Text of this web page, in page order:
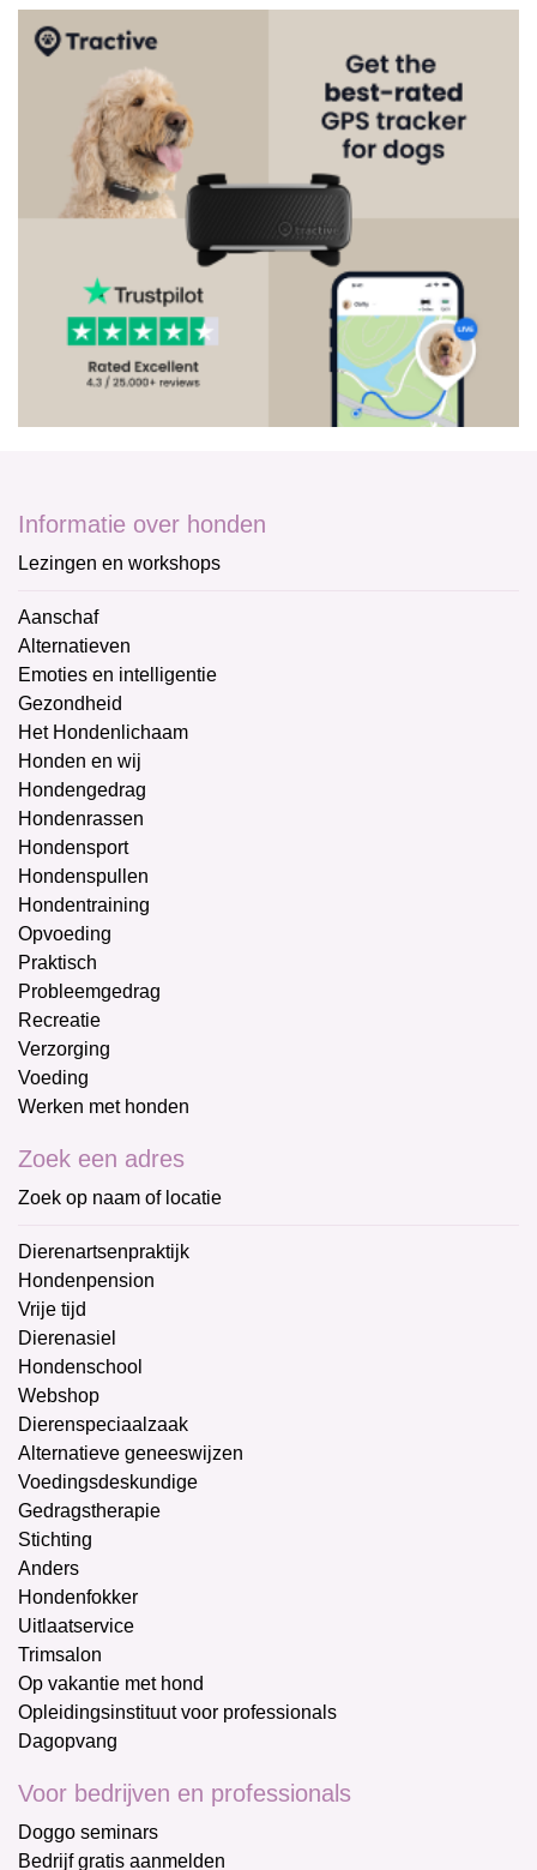
Informatie over honden
Lezingen en workshops
Aanschaf
Alternatieven
Emoties en intelligentie
Gezondheid
Het Hondenlichaam
Honden en wij
Hondengedrag
Hondenrassen
Hondensport
Hondenspullen
Hondentraining
Opvoeding
Praktisch
Probleemgedrag
Recreatie
Verzorging
Voeding
Werken met honden
Zoek een adres
Zoek op naam of locatie
Dierenartsenpraktijk
Hondenpension
Vrije tijd
Dierenasiel
Hondenschool
Webshop
Dierenspeciaalzaak
Alternatieve geneeswijzen
Voedingsdeskundige
Gedragstherapie
Stichting
Anders
Hondenfokker
Uitlaatservice
Trimsalon
Op vakantie met hond
Opleidingsinstituut voor professionals
Dagopvang
Voor bedrijven en professionals
Doggo seminars
Bedrijf gratis aanmelden